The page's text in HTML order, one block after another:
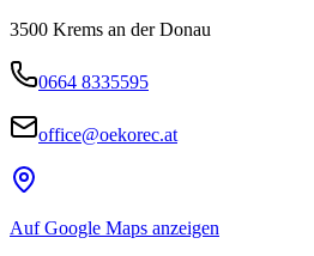
3500 Krems an der Donau
0664 8335595
office@oekorec.at
Auf Google Maps anzeigen